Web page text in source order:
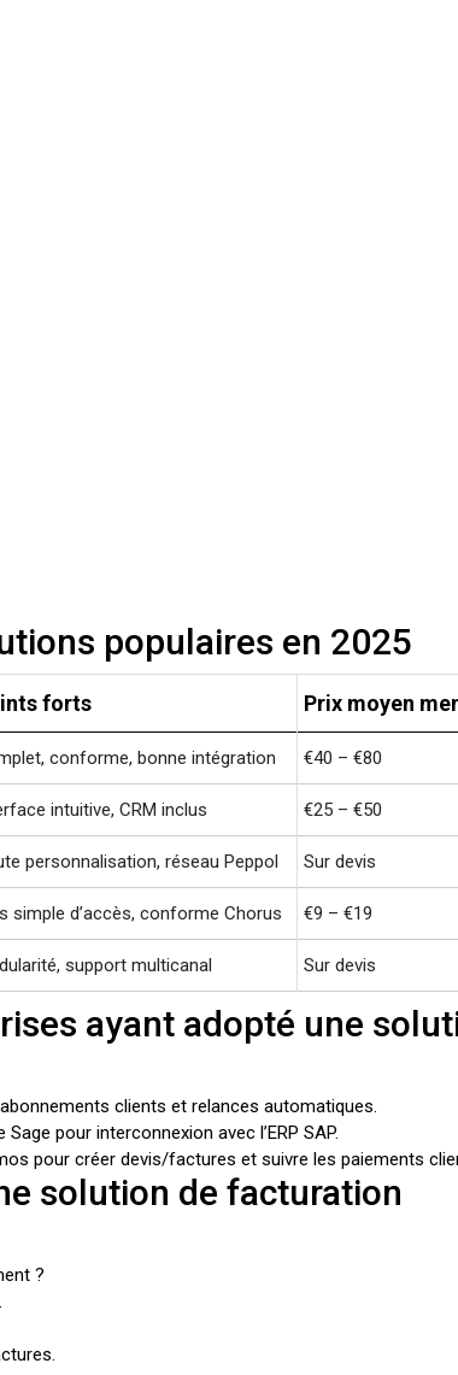
populaires en 2025
forts Prix moyen
conforme, bonne intégration €40 – €80
intuitive, CRM inclus €25 – €50
personnalisation, réseau Peppol Sur devis
simple d’accès, conforme Chorus €9 – €19
support multicanal Sur devis
ayant adopté une
clients et relances automatiques.
pour interconnexion avec l’ERP SAP.
pour créer devis/factures et suivre les paiements
solution de facturation
?